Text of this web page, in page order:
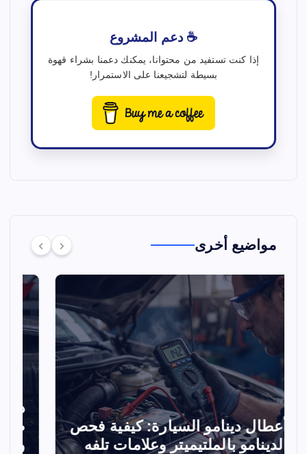
☕ دعم المشروع
إذا كنت تستفيد من محتوانا، يمكنك دعمنا بشراء قهوة
بسيطة لتشجيعنا على الاستمرار!
مواضيع أخرى
أعطال دينامو السيارة: كيفية فحص
الدينامو بالملتيميتر وعلامات تلفه